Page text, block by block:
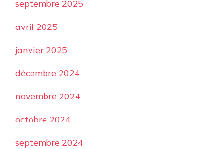
septembre 2025
avril 2025
janvier 2025
décembre 2024
novembre 2024
octobre 2024
septembre 2024